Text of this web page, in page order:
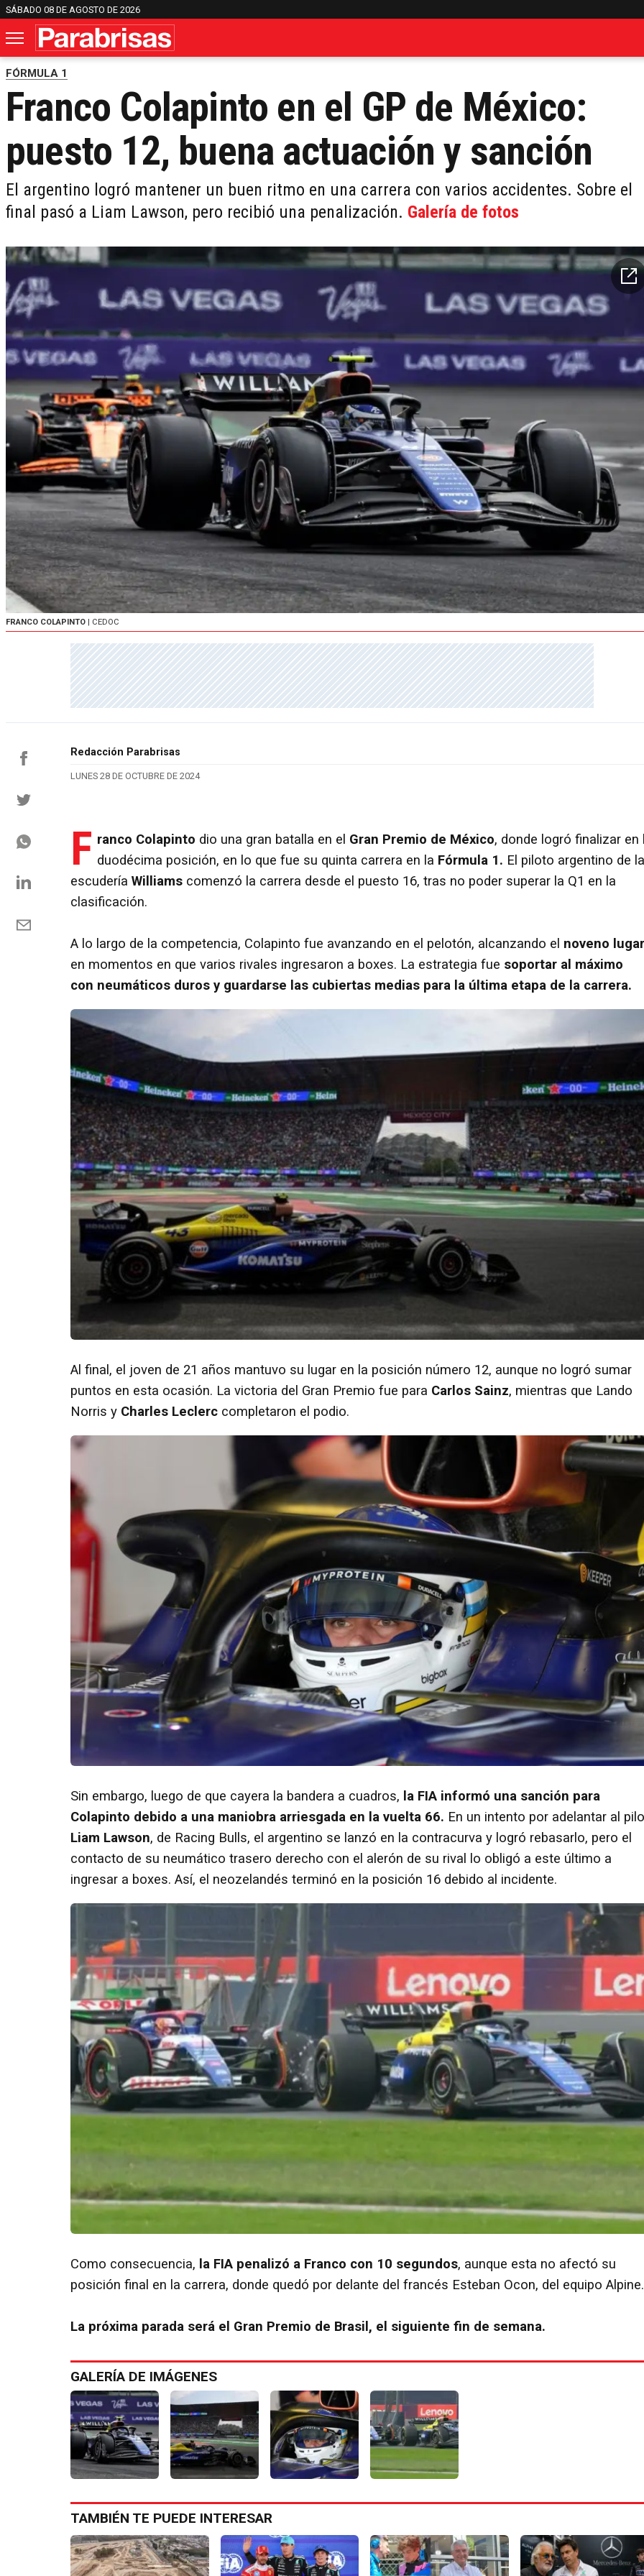
SÁBADO 08 DE AGOSTO DE 2026
FÓRMULA 1
Franco Colapinto en el GP de México:
puesto 12, buena actuación y sanción
El argentino logró mantener un buen ritmo en una carrera con varios accidentes. Sobre el
final pasó a Liam Lawson, pero recibió una penalización. Galería de fotos
FRANCO COLAPINTO | CEDOC
Redacción Parabrisas
LUNES 28 DE OCTUBRE DE 2024
F ranco Colapinto dio una gran batalla en el Gran Premio de México, donde logró finalizar en
duodécima posición, en lo que fue su quinta carrera en la Fórmula 1. El piloto argentino de la
escudería Williams comenzó la carrera desde el puesto 16, tras no poder superar la Q1 en la
clasificación.
A lo largo de la competencia, Colapinto fue avanzando en el pelotón, alcanzando el noveno lugar
en momentos en que varios rivales ingresaron a boxes. La estrategia fue soportar al máximo
con neumáticos duros y guardarse las cubiertas medias para la última etapa de la carrera.
Al final, el joven de 21 años mantuvo su lugar en la posición número 12, aunque no logró sumar
puntos en esta ocasión. La victoria del Gran Premio fue para Carlos Sainz, mientras que Lando
Norris y Charles Leclerc completaron el podio.
Sin embargo, luego de que cayera la bandera a cuadros, la FIA informó una sanción para
Colapinto debido a una maniobra arriesgada en la vuelta 66. En un intento por adelantar al
Liam Lawson, de Racing Bulls, el argentino se lanzó en la contracurva y logró rebasarlo, pero el
contacto de su neumático trasero derecho con el alerón de su rival lo obligó a este último a
ingresar a boxes. Así, el neozelandés terminó en la posición 16 debido al incidente.
Como consecuencia, la FIA penalizó a Franco con 10 segundos, aunque esta no afectó su
posición final en la carrera, donde quedó por delante del francés Esteban Ocon, del equipo Alpine.
La próxima parada será el Gran Premio de Brasil, el siguiente fin de semana.
GALERÍA DE IMÁGENES
TAMBIÉN TE PUEDE INTERESAR